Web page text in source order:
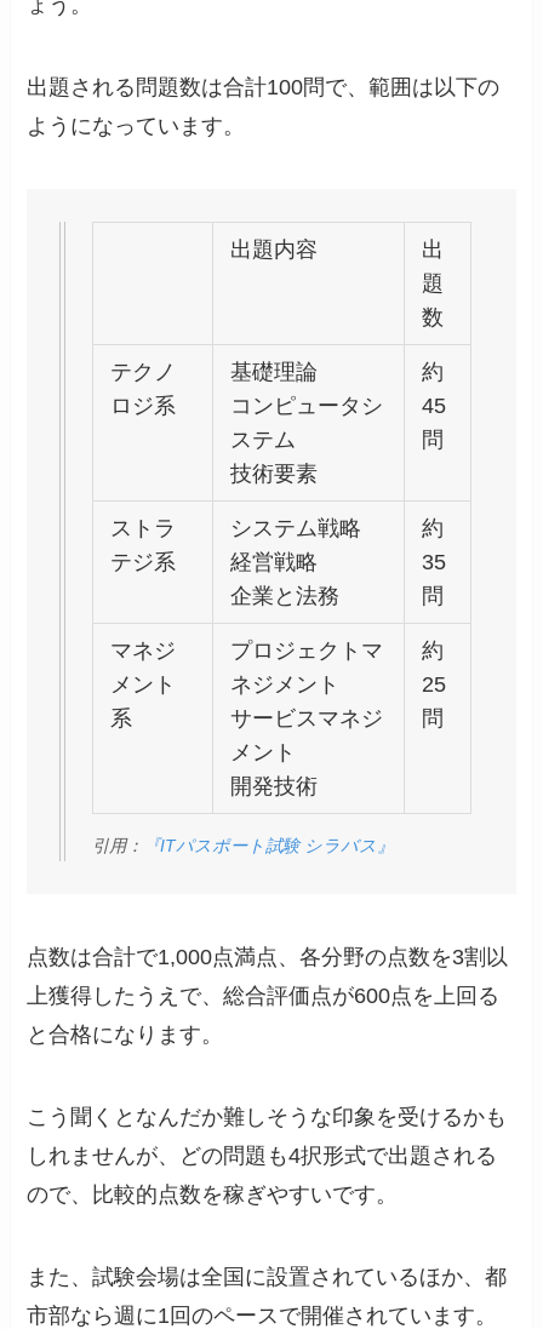
ょう。
出題される問題数は合計100問で、範囲は以下の
ようになっています。
出題内容
出
題
数
テクノ
ロジ系
基礎理論
コンピュータシ
ステム
技術要素
約
45
問
ストラ
テジ系
システム戦略
経営戦略
企業と法務
約
35
問
マネジ
メント
系
プロジェクトマ
ネジメント
サービスマネジ
メント
開発技術
約
25
問
引用： 『ITパスポート試験 シラバス』
点数は合計で1,000点満点、各分野の点数を3割以
上獲得したうえで、総合評価点が600点を上回る
と合格になります。
こう聞くとなんだか難しそうな印象を受けるかも
しれませんが、どの問題も4択形式で出題される
ので、比較的点数を稼ぎやすいです。
また、試験会場は全国に設置されているほか、都
市部なら週に1回のペースで開催されています。